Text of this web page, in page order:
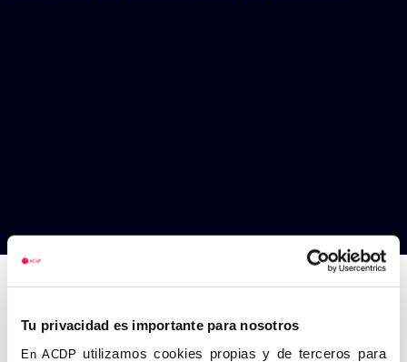
Tu privacidad es importante para nosotros
En ACDP utilizamos cookies propias y de terceros para